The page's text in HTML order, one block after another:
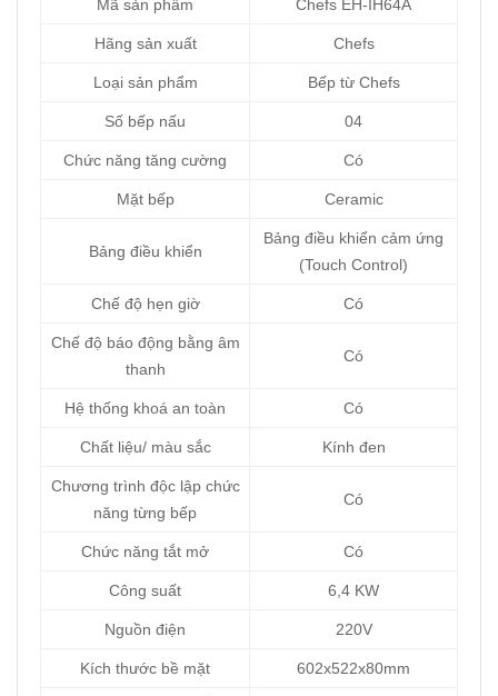
Mã sản phẩm Chefs EH-IH64A
Hãng sản xuất Chefs
Loại sản phẩm Bếp từ Chefs
Số bếp nấu 04
Chức năng tăng cường Có
Mặt bếp Ceramic
Bảng điều khiển
Bảng điều khiển cảm ứng
(Touch Control)
Chế độ hẹn giờ Có
Chế độ báo động bằng âm
thanh
Có
Hệ thống khoá an toàn Có
Chất liệu/ màu sắc Kính đen
Chương trình độc lập chức
năng từng bếp
Có
Chức năng tắt mở Có
Công suất 6,4 KW
Nguồn điện 220V
Kích thước bề mặt 602x522x80mm